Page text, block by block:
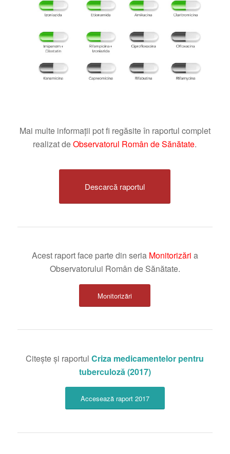
Mai multe informații pot fi regăsite în raportul complet
realizat deObservatorul Român de Sănătate.
Descarcă raportul
Acest raport face parte din seria Monitorizări a
Observatorului Român de Sănătate.
Monitorizări
Citește și raportulCriza medicamentelor pentru
tuberculoză (2017)
Accesează raport 2017